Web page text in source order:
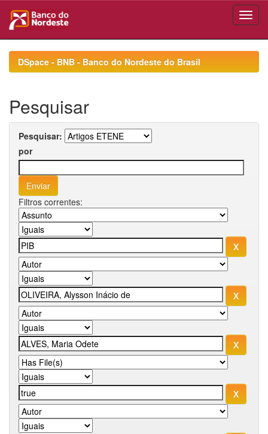
navigationDSpace - BNB - Banco do Nordeste do Brasil
Pesquisar
Pesquisar:
por
Filtros correntes: